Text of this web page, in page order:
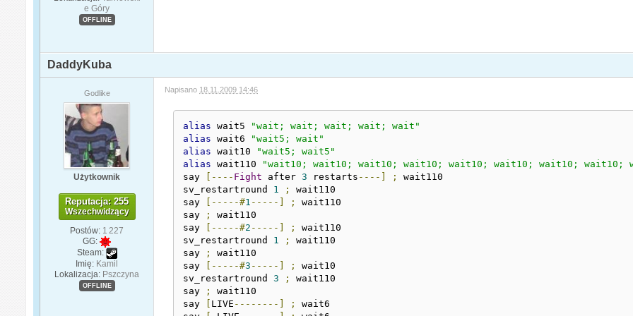
e Góry
OFFLINE
DaddyKuba
Godlike
Użytkownik
Reputacja: 255
Wszechwidzący
Postów: 1 227
GG:
Steam:
Imię: Kamil
Lokalizacja: Pszczyna
OFFLINE
Napisano 18.11.2009 14:46
alias wait5
"wait; wait; wait; wait; wait"
alias wait6
"wait5; wait"
alias wait10
"wait5; wait5"
alias wait110
"wait10; wait10; wait10; wait10; wait10; wait10; wait10; wait10;
say
[---- Fight after 3 restarts ----] ;
wait110
sv_restartround 1 ;
wait110
say
[-----#1 -----] ;
wait110
say
;
wait110
say
[-----#2 -----] ;
wait110
sv_restartround 1 ;
wait110
say
;
wait110
say
[-----#3 -----] ;
wait10
sv_restartround 3 ;
wait110
say
;
wait110
say
[ LIVE --------] ;
wait6